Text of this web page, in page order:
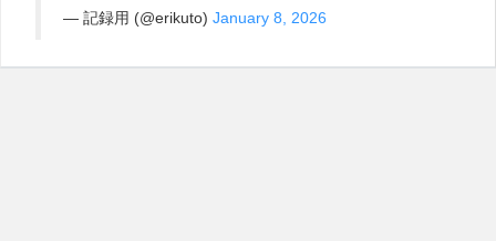
— 記録用 (@erikuto) January 8, 2026